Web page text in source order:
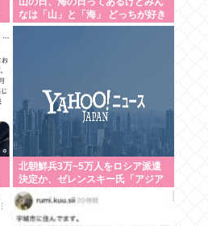
なは「山」と「海」 どっちが好き
なの？
北朝鮮兵3万~5万人をロシア派遣
決定か、ゼレンスキー氏「アジア
諸国にも脅威」…韓国に連携呼び
かけ